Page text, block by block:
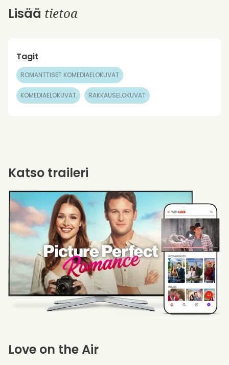
Lisää tietoa
Tagit
ROMANTTISET KOMEDIAELOKUVAT
KOMEDIAELOKUVAT RAKKAUSELOKUVAT
Love on the Air
Katso traileri